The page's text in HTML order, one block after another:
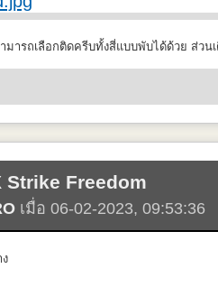
มารถเลือกติดครีบทั้งสี่แบบพับได้ด้วย ส่ว
านท้ายหมุดสี่ตัวก็ห้ามไปเฉือนออกแหละ
งขวาออก จะเหมือนของ Hasegawa หลั
มแปะตรงกลางกระจกเลยสีดำพ่นติดแต่เอ
Strike Freedom
เมื่อ 06-02-2023, 09:53:36